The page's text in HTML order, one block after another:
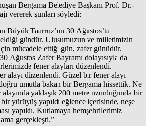
Bergama Belediye Başkanı Prof. Dr.-
vererek şunları söyledi:
Büyük Taarruz’un 30 Ağustos’ta
gündür. Ulusumuzun ve milletimizin
mücadele ettiği gün, zafer günüdür.
Ağustos Zafer Bayramı dolayısıyla da
fener alayları düzenlendi.
alayı düzenlendi. Güzel bir fener alayı
umutla bakan bir Bergama hissettik. Ne
yaklaşık 200 metre uzunluğunda bir
yürüyüş yapıldı eğlence içerisinde, neşe
yapıldı. Kutlamaya hemşehrilerimiz
gerçekleşti.”